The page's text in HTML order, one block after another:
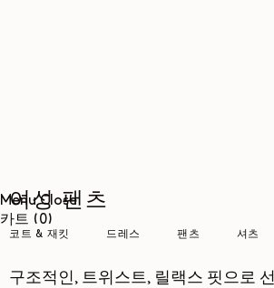
Menu Close
카트 (0)
품목
여성 팬츠
코트 & 재킷 드레스 팬츠 셔츠
구조적인, 트위스트, 릴랙스 핏으로